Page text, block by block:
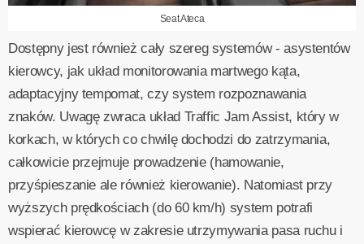
Seat Ateca
Dostępny jest również cały szereg systemów - asystentów
kierowcy, jak układ monitorowania martwego kąta,
adaptacyjny tempomat, czy system rozpoznawania
znaków. Uwagę zwraca układ Traffic Jam Assist, który w
korkach, w których co chwilę dochodzi do zatrzymania,
całkowicie przejmuje prowadzenie (hamowanie,
przyśpieszanie ale również kierowanie). Natomiast przy
wyższych prędkościach (do 60 km/h) system potrafi
wspierać kierowcę w zakresie utrzymywania pasa ruchu i